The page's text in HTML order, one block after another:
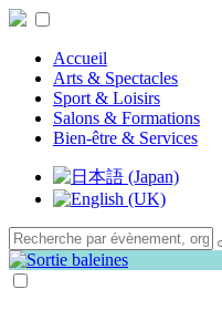
Accueil
Arts & Spectacles
Sport & Loisirs
Salons & Formations
Bien-être & Services